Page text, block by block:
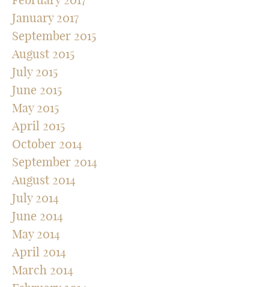
January 2017
September 2015
August 2015
July 2015
June 2015
May 2015
April 2015
October 2014
September 2014
August 2014
July 2014
June 2014
May 2014
April 2014
March 2014